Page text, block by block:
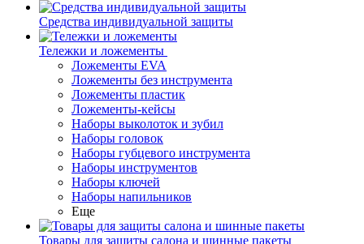
Средства индивидуальной защиты
Тележки и ложементы
Ложементы EVA
Ложементы без инструмента
Ложементы пластик
Ложементы-кейсы
Наборы выколоток и зубил
Наборы головок
Наборы губцевого инструмента
Наборы инструментов
Наборы ключей
Наборы напильников
Еще
Товары для защиты салона и шинные пакеты